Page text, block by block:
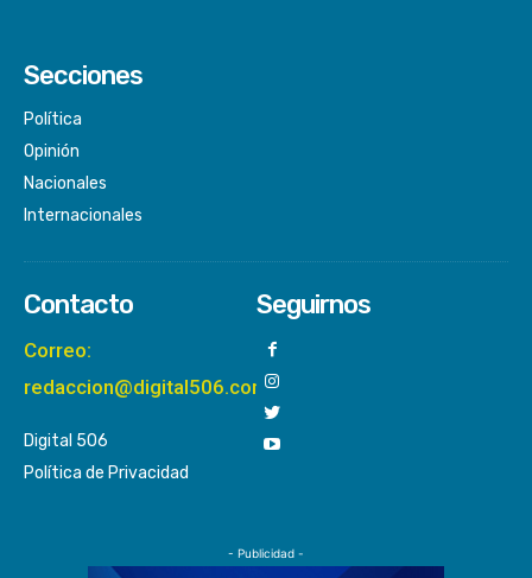
Secciones
Política
Opinión
Nacionales
Internacionales
Contacto
Correo:
redaccion@digital506.com
Digital 506
Política de Privacidad
Seguirnos
- Publicidad -